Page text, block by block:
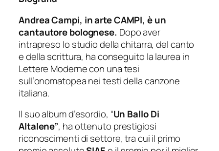
Andrea Campi, in arte CAMPI, è un
cantautore bolognese. Dopo aver
intrapreso lo studio della chitarra, del canto
e della scrittura, ha conseguito la laurea in
Lettere Moderne con una tesi
sull’onomatopea nei testi della canzone
italiana.
Il suo album d’esordio, “Un Ballo Di
Altalene”, ha ottenuto prestigiosi
riconoscimenti di settore, tra cui il primo